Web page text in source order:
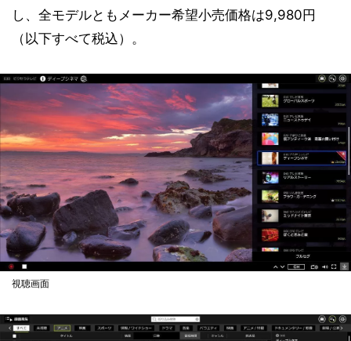
し、全モデルともメーカー希望小売価格は9,980円
（以下すべて税込）。
視聴画面